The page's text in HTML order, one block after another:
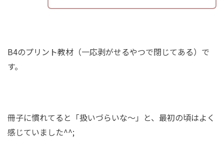
B4のプリント教材（一応剥がせるやつで閉じてある）で
す。
冊子に慣れてると「扱いづらいな〜」と、最初の頃はよく
感じていました^^;